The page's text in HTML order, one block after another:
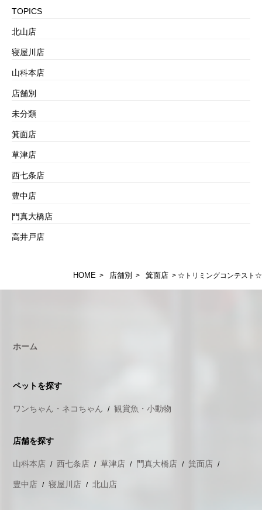
TOPICS
北山店
寝屋川店
山科本店
店舗別
未分類
箕面店
草津店
西七条店
豊中店
門真大橋店
高井戸店
HOME > 店舗別 > 箕面店 > ☆トリミングコンテスト☆
ホーム
ペットを探す
ワンちゃん・ネコちゃん 観賞魚・小動物
店舗を探す
山科本店 西七条店 草津店 門真大橋店 箕面店
豊中店 寝屋川店 北山店